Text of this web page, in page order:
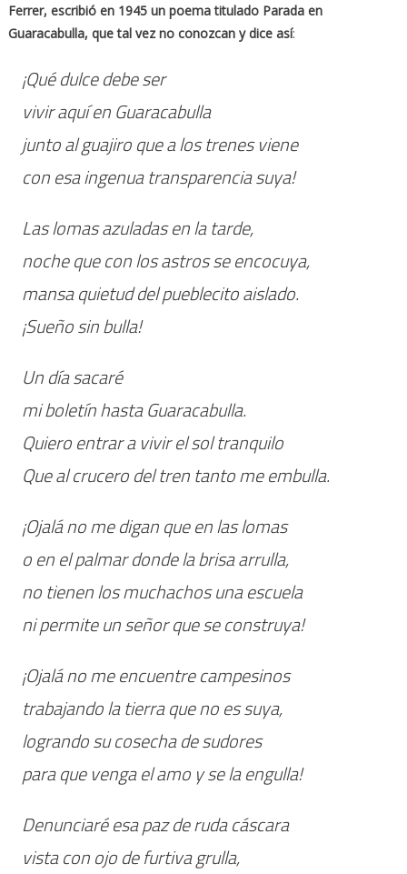
Ferrer, escribió en 1945 un poema titulado Parada en
Guaracabulla, que tal vez no conozcan y dice así:
¡Qué dulce debe ser
vivir aquí en Guaracabulla
junto al guajiro que a los trenes viene
con esa ingenua transparencia suya!
Las lomas azuladas en la tarde,
noche que con los astros se encocuya,
mansa quietud del pueblecito aislado.
¡Sueño sin bulla!
Un día sacaré
mi boletín hasta Guaracabulla.
Quiero entrar a vivir el sol tranquilo
Que al crucero del tren tanto me embulla.
¡Ojalá no me digan que en las lomas
o en el palmar donde la brisa arrulla,
no tienen los muchachos una escuela
ni permite un señor que se construya!
¡Ojalá no me encuentre campesinos
trabajando la tierra que no es suya,
logrando su cosecha de sudores
para que venga el amo y se la engulla!
Denunciaré esa paz de ruda cáscara
vista con ojo de furtiva grulla,